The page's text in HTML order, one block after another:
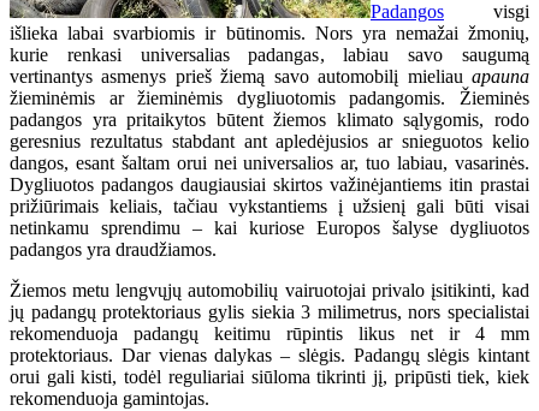
Padangos visgi
išlieka labai svarbiomis ir būtinomis. Nors yra nemažai žmonių,
kurie renkasi universalias padangas, labiau savo saugumą
vertinantys asmenys prieš žiemą savo automobilį mieliau apauna
žieminėmis ar žieminėmis dygliuotomis padangomis. Žieminės
padangos yra pritaikytos būtent žiemos klimato sąlygomis, rodo
geresnius rezultatus stabdant ant apledėjusios ar snieguotos kelio
dangos, esant šaltam orui nei universalios ar, tuo labiau, vasarinės.
Dygliuotos padangos daugiausiai skirtos važinėjantiems itin prastai
prižiūrimais keliais, tačiau vykstantiems į užsienį gali būti visai
netinkamu sprendimu – kai kuriose Europos šalyse dygliuotos
padangos yra draudžiamos.
Žiemos metu lengvųjų automobilių vairuotojai privalo įsitikinti, kad
jų padangų protektoriaus gylis siekia 3 milimetrus, nors specialistai
rekomenduoja padangų keitimu rūpintis likus net ir 4 mm
protektoriaus. Dar vienas dalykas – slėgis. Padangų slėgis kintant
orui gali kisti, todėl reguliariai siūloma tikrinti jį, pripūsti tiek, kiek
rekomenduoja gamintojas.